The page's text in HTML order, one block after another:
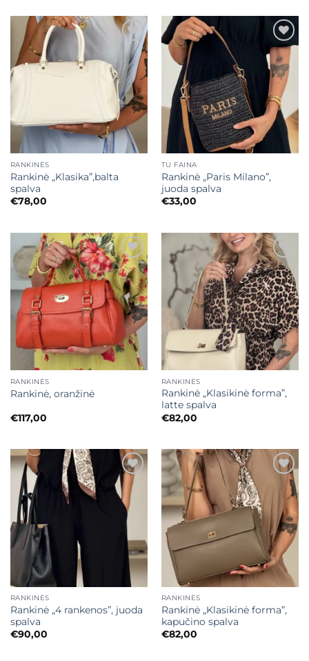
Mėgstamiausias
RANKINĖS
Rankinė „Klasika”,balta
spalva
€78,00
Mėgstamiausias
TU FAINA
Rankinė „Paris Milano”,
juoda spalva
€33,00
Mėgstamiausias
RANKINĖS
Rankinė, oranžinė
€117,00
Mėgstamiausias
RANKINĖS
Rankinė „Klasikinė forma”,
latte spalva
€82,00
Mėgstamiausias
RANKINĖS
Rankinė „4 rankenos”, juoda
spalva
€90,00
Mėgstamiausias
RANKINĖS
Rankinė „Klasikinė forma”,
kapučino spalva
€82,00